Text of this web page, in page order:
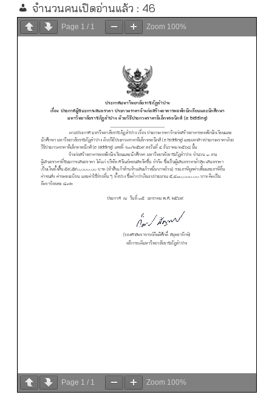
จำนวนคนเปิดอ่านแล้ว : 46
Page 1 / 1 Zoom 100%
Page 1 / 1 Zoom 100%